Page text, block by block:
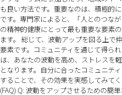
も良い方法です。重要なのは、積極的
です。専門家によると、「人とのつな
の精神的健康にとって最も重要な要素
ます。 総じて、波動アップを図る上で
要素です。コミュニティを通じて得ら
は、あなたの波動を高め、ストレスを
となります。自分に合ったコミュニテ
することで、その効果を実感してみて
(FAQ) Q: 波動をアップさせるための簡